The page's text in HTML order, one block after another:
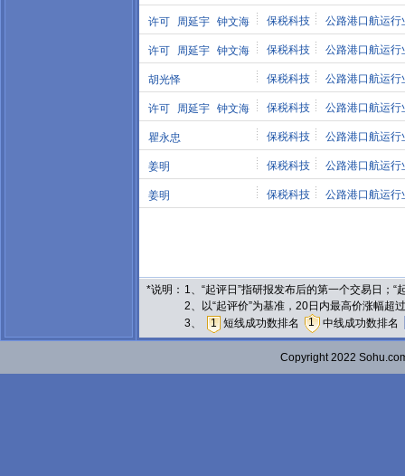
许可 周延宇 钟文海 保税科技 公路港口航运行
许可 周延宇 钟文海 保税科技 公路港口航运行
胡光怿 保税科技 公路港口航运行
许可 周延宇 钟文海 保税科技 公路港口航运行
瞿永忠 保税科技 公路港口航运行
姜明 保税科技 公路港口航运行
姜明 保税科技 公路港口航运行
*说明： 1、“起评日”指研报发布后的第一个交易日；
2、以“起评价”为基准，20日内最高价涨幅
3、
1 短线成功数排名 1 中线成功数排名
Copyright 2022